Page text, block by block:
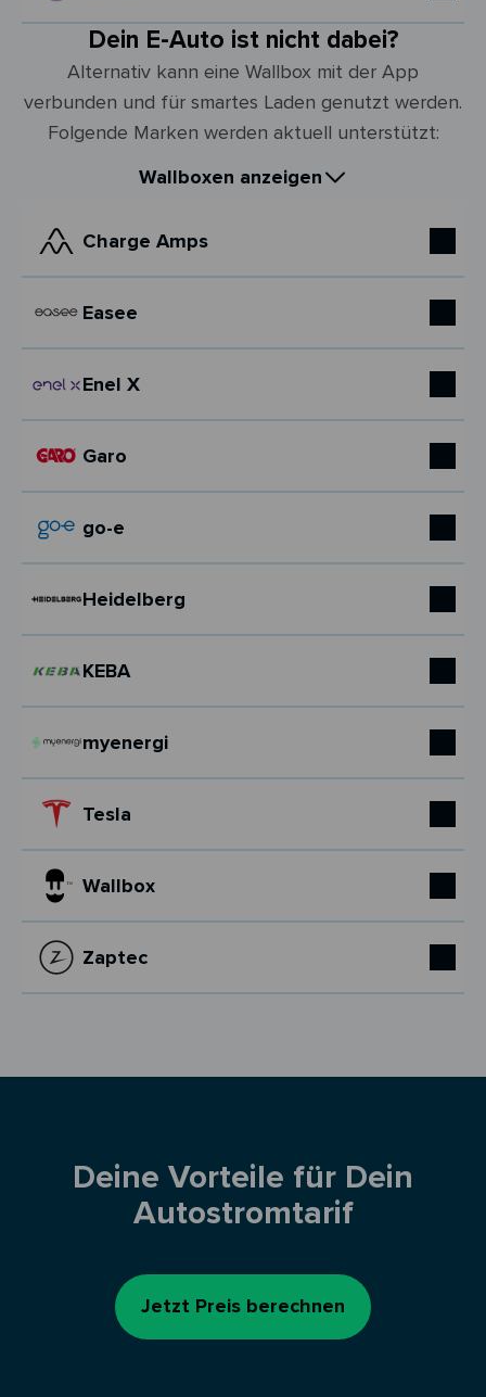
Dein E-Auto ist nicht dabei?
Alternativ kann eine Wallbox mit der App
verbunden und für smartes Laden genutzt werden.
Folgende Marken werden aktuell unterstützt:
Wallboxen anzeigen
Charge Amps
Easee
Enel X
Garo
go-e
Heidelberg
KEBA
myenergi
Tesla
Wallbox
Zaptec
Deine Vorteile für Dein
Autostromtarif
Jetzt Preis berechnen